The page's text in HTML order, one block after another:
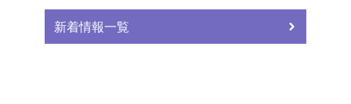
新着情報一覧